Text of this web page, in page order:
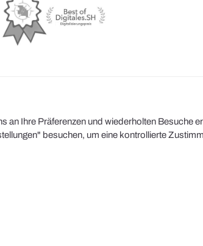
Ihre Präferenzen und wiederholten Besuche
besuchen, um eine kontrollierte